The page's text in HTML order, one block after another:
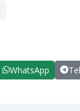
WhatsApp